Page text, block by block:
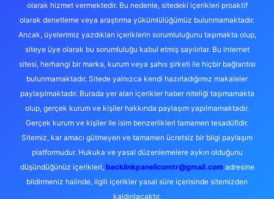
olarak hizmet vermektedir. Bu nedenle, sitedeki içerikleri proaktif
olarak denetleme veya araştırma yükümlülüğümüz bulunmamaktadır.
Ancak, üyelerimiz yazdıkları içeriklerin sorumluluğunu taşımakta olup,
siteye üye olarak bu sorumluluğu kabul etmiş sayılırlar. Bu internet
sitesi, herhangi bir marka, kurum veya şahıs şirketi ile hiçbir bağlantısı
bulunmamaktadır. Sitede yalnızca kendi hazırladığımız makaleler
paylaşılmaktadır. Burada yer alan içerikler haber niteliği taşımamakta
olup, gerçek kurum ve kişiler hakkında paylaşım yapılmamaktadır.
Gerçek kurum ve kişiler ile isim benzerlikleri tamamen tesadüfidir.
Sitemiz, kar amacı gütmeyen ve tamamen ücretsiz bir bilgi paylaşım
platformudur. Hukuka ve yasal düzenlemelere aykırı olduğunu
düşündüğünüz içerikleri, backlinkpanelicomtr@gmail.comadresine
bildirmeniz halinde, ilgili içerikler yasal süre içerisinde sitemizden
kaldırılacaktır.